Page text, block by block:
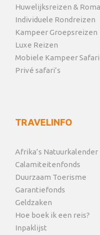
Huwelijksreizen &
Individuele Rondreizen
Kampeer Groepsreizen
Luxe Reizen
Mobiele Kampeer Safari
Privé safari’s
TRAVELINFO
Afrika’s Natuurkalender
Calamiteitenfonds
Duurzaam Toerisme
Garantiefonds
Geldzaken
Hoe boek ik een reis?
Inpaklijst